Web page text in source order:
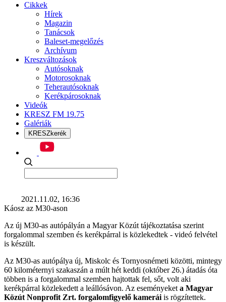
Cikkek
Hírek
Magazin
Tanácsok
Baleset-megelőzés
Archívum
Kreszváltozások
Autósoknak
Motorosoknak
Teherautósoknak
Kerékpárosoknak
Videók
KRESZ FM 19.75
Galériák
KRESZkerék
2021.11.02, 16:36
Káosz az M30-ason
Az új M30-as autópályán a Magyar Közút tájékoztatása szerint
forgalommal szemben és kerékpárral is közlekedtek - videó felvétel
is készült.
Az M30-as autópálya új, Miskolc és Tornyosnémeti közötti, mintegy
60 kilométernyi szakaszán a múlt hét keddi (október 26.) átadás óta
többen is a forgalommal szemben hajtottak fel, sőt, volt aki
kerékpárral közlekedett a leállósávon. Az eseményeket a Magyar
Közút Nonprofit Zrt. forgalomfigyelő kamerái is rögzítettek.